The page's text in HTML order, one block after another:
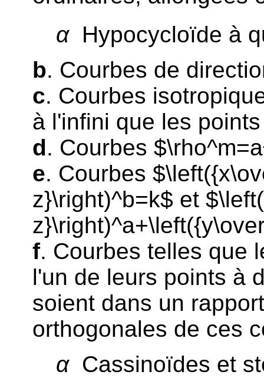
αHypocycloïde à
b. Courbes de
c. Courbes
à l'infini que les
d. Courbes
e. Courbes
z}\right)^b=k$ et
f. Courbes telles que
l'un de leurs points à
soient dans un
orthogonales de ces
αCassinoïdes et